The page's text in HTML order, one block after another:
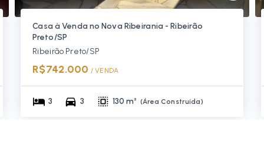
Casa à Venda no Nova Ribeirania - Ribeirão
Preto/SP
Ribeirão Preto/SP
R$742.000 / VENDA
3 3 130 m² (Área Construída)